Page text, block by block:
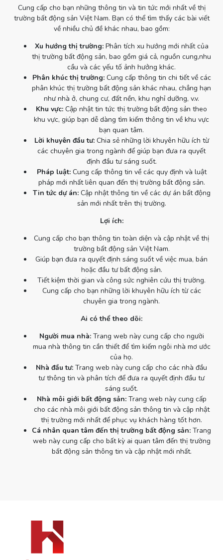
Cung cấp cho bạn những thông tin và tin tức mới nhất về thị
trường bất động sản Việt Nam. Bạn có thể tìm thấy các bài viết
về nhiều chủ đề khác nhau, bao gồm:
Xu hướng thị trường:Phân tích xu hướng mới nhất của
thị trường bất động sản, bao gồm giá cả, nguồn cung,nhu
cầu và các yếu tố ảnh hưởng khác.
Phân khúc thị trường:Cung cấp thông tin chi tiết về các
phân khúc thị trường bất động sản khác nhau, chẳng hạn
như nhà ở, chung cư, đất nền, khu nghỉ dưỡng, v.v.
Khu vực: Cập nhật tin tức thị trường bất động sản theo
khu vực, giúp bạn dễ dàng tìm kiếm thông tin về khu vực
bạn quan tâm.
Lời khuyên đầu tư:Chia sẻ những lời khuyên hữu ích từ
các chuyên gia trong ngành để giúp bạn đưa ra quyết
định đầu tư sáng suốt.
Pháp luật:Cung cấp thông tin về các quy định và luật
pháp mới nhất liên quan đến thị trường bất động sản.
Tin tức dự án:Cập nhật thông tin về các dự án bất động
sản mới nhất trên thị trường.
Lợi ích:
Cung cấp cho bạn thông tin toàn diện và cập nhật về thị
trường bất động sản Việt Nam.
Giúp bạn đưa ra quyết định sáng suốt về việc mua, bán
hoặc đầu tư bất động sản.
Tiết kiệm thời gian và công sức nghiên cứu thị trường.
Cung cấp cho bạn những lời khuyên hữu ích từ các
chuyên gia trong ngành.
Ai có thể theo dõi:
Người mua nhà:Trang web này cung cấp cho người
mua nhà thông tin cần thiết để tìm kiếm ngôi nhà mơ ước
của họ.
Nhà đầu tư: Trang web này cung cấp cho các nhà đầu
tư thông tin và phân tích để đưa ra quyết định đầu tư
sáng suốt.
Nhà môi giới bất động sản:Trang web này cung cấp
cho các nhà môi giới bất động sản thông tin và cập nhật
thị trường mới nhất để phục vụ khách hàng tốt hơn.
Cá nhân quan tâm đến thị trường bất động sản: Trang
web này cung cấp cho bất kỳ ai quan tâm đến thị trường
bất động sản thông tin và cập nhật mới nhất.